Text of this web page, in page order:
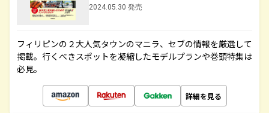
2024.05.30 発売
フィリピンの２大人気タウンのマニラ、セブの情報を厳選して
掲載。行くべきスポットを凝縮したモデルプランや巻頭特集は
必見。
詳細を見る